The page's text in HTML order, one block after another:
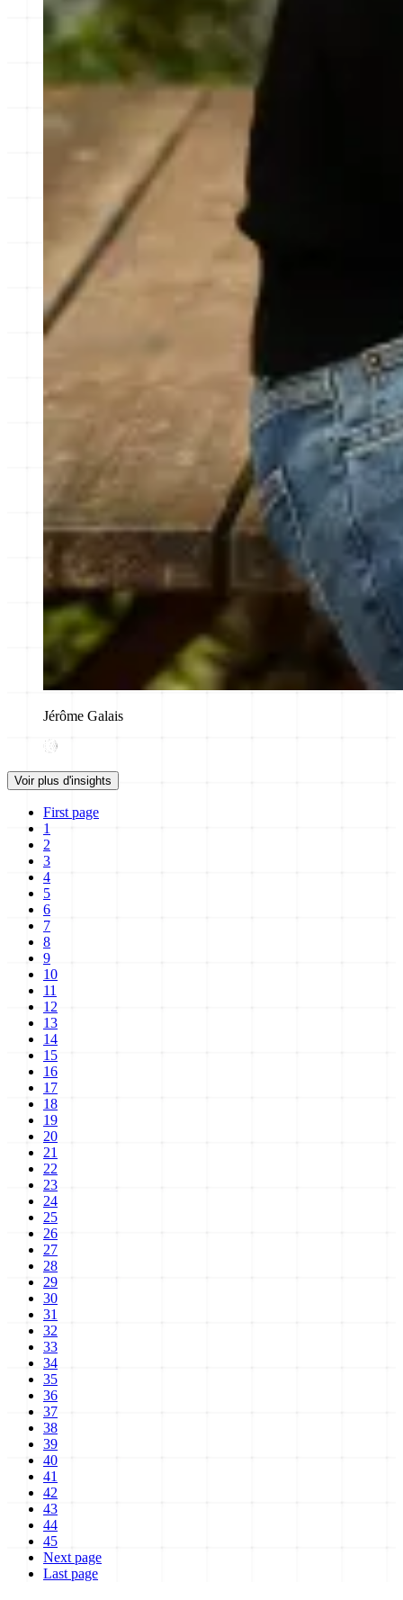
Jérôme Galais
Voir plus d'insights
First page
1
2
3
4
5
6
7
8
9
10
11
12
13
14
15
16
17
18
19
20
21
22
23
24
25
26
27
28
29
30
31
32
33
34
35
36
37
38
39
40
41
42
43
44
45
Next page
Last page